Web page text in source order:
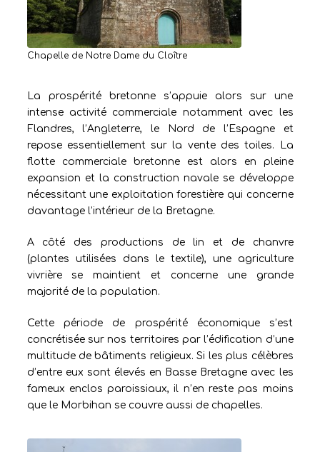
Chapelle de Notre Dame du Cloître
La prospérité bretonne s’appuie alors sur une
intense activité commerciale notamment avec les
Flandres, l’Angleterre, le Nord de l’Espagne et
repose essentiellement sur la vente des toiles. La
flotte commerciale bretonne est alors en pleine
expansion et la construction navale se développe
nécessitant une exploitation forestière qui concerne
davantage l’intérieur de la Bretagne.
A côté des productions de lin et de chanvre
(plantes utilisées dans le textile), une agriculture
vivrière se maintient et concerne une grande
majorité de la population.
Cette période de prospérité économique s’est
concrétisée sur nos territoires par l’édification d’une
multitude de bâtiments religieux. Si les plus célèbres
d’entre eux sont élevés en Basse Bretagne avec les
fameux enclos paroissiaux, il n’en reste pas moins
que le Morbihan se couvre aussi de chapelles.